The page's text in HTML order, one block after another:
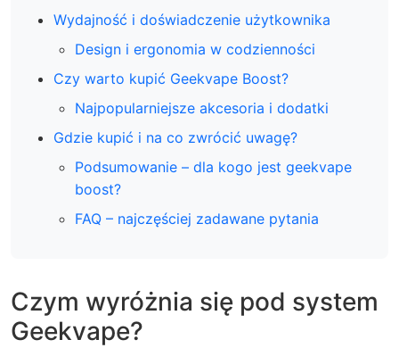
Wydajność i doświadczenie użytkownika
Design i ergonomia w codzienności
Czy warto kupić Geekvape Boost?
Najpopularniejsze akcesoria i dodatki
Gdzie kupić i na co zwrócić uwagę?
Podsumowanie – dla kogo jest geekvape
boost?
FAQ – najczęściej zadawane pytania
Czym wyróżnia się pod system
Geekvape?